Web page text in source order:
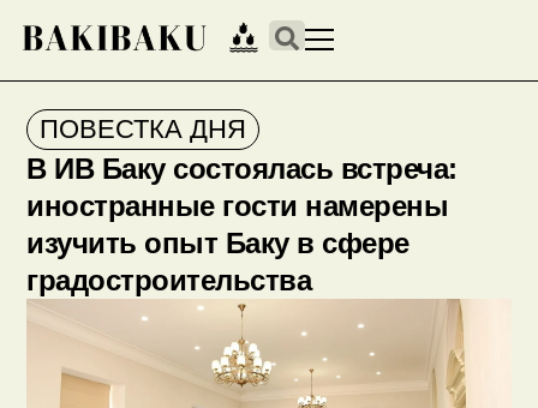
ПОВЕСТКА ДНЯ
В ИВ Баку состоялась встреча:
иностранные гости намерены
изучить опыт Баку в сфере
градостроительства